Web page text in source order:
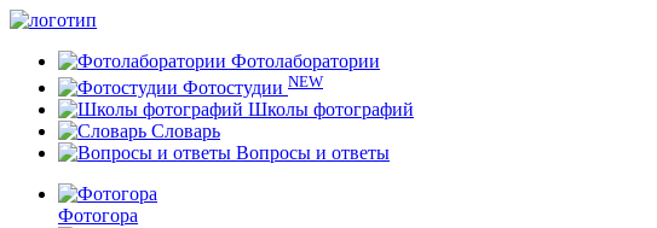
Фотолаборатории
Фотостудии NEW
Школы фотографий
Словарь
Вопросы и ответы
Фотогора